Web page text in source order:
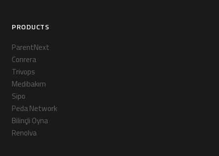
PRODUCTS
ParentNext
Conrera
Trivops
Medibakım
Sipo
Peda Network
Bilinçli Oyna
Renolva